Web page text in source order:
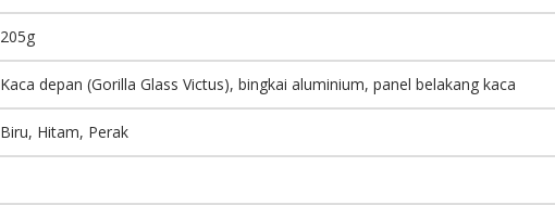
205g
Kaca depan (Gorilla Glass Victus), bingkai aluminium, panel belakang kaca
Biru, Hitam, Perak